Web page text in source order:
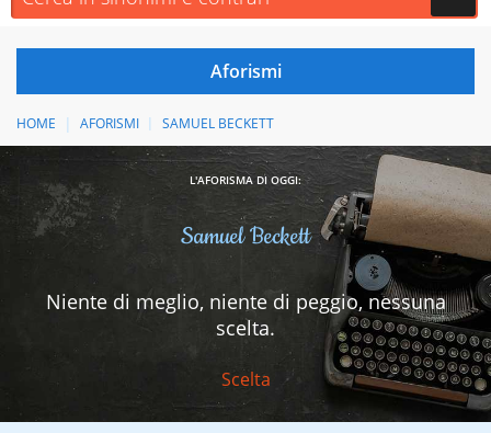
HOME AFORISMI SAMUEL BECKETT
L'AFORISMA DI OGGI:
Samuel Beckett
Niente di meglio, niente di peggio, nessuna
scelta.
Scelta